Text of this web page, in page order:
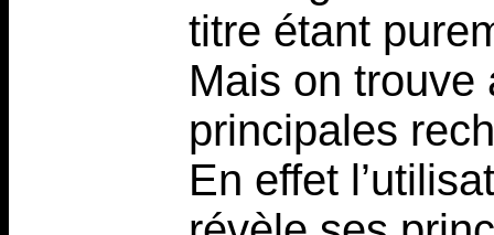
titre étant
Mais on trouve
principales
En effet